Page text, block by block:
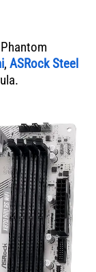
, ASRock Steel